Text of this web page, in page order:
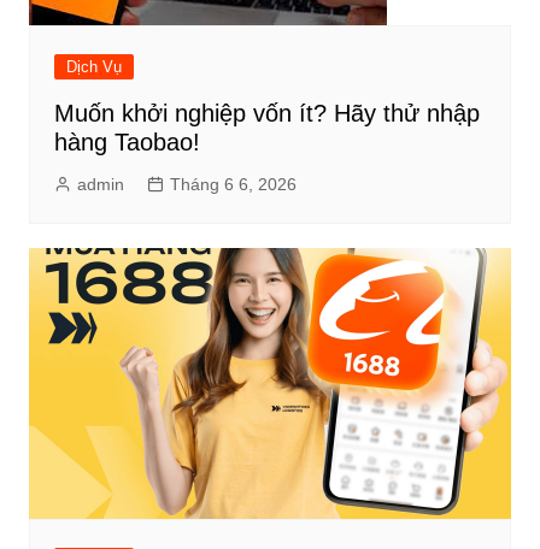
Dịch Vụ
Muốn khởi nghiệp vốn ít? Hãy thử nhập
hàng Taobao!
admin Tháng 6 6, 2026